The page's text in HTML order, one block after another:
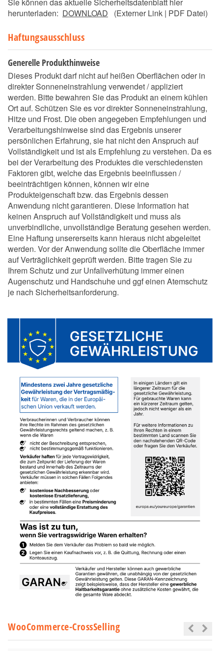
herunterladen: DOWNLOAD (Externer Link | PDF Datei)
Haftungsausschluss
Generelle Produkthinweise
Dieses Produkt darf nicht auf heißen Oberflächen oder in
direkter Sonneneinstrahlung verwendet / appliziert
werden. Bitte bewahren Sie das Produkt an einem kühlen
Ort auf. Schützen Sie es vor direkter Sonneneinstrahlung,
Hitze und Frost. Die oben angegeben Empfehlungen und
Verarbeitungshinweise sind das Ergebnis unserer
persönlichen Erfahrung, sie hat nicht den Anspruch auf
Vollständigkeit und ist als Empfehlung zu verstehen. Da es
bei der Verarbeitung des Produktes die verschiedensten
Faktoren gibt, welche das Ergebnis beeinflussen /
beeinträchtigen können, können wir eine
Produkteigenschaft bzw. das Ergebnis dessen
Anwendung nicht garantieren. Diese Information hat
keinen Anspruch auf Vollständigkeit und muss als
unverbindliche, unvollständige Beratung gesehen werden.
Eine Haftung unsererseits kann hieraus nicht abgeleitet
werden. Vor der Anwendung sollte die Oberfläche immer
auf Verträglichkeit geprüft werden. Bitte tragen Sie zu
Ihrem Schutz und zur Unfallverhütung immer einen
Augenschutz und Handschuhe und ggf einen Atemschutz
je nach Sicherheitsanforderung.
WooCommerce-CrossSelling